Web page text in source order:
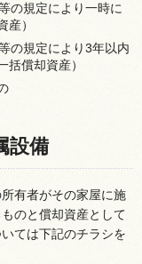
の規定により一時に
）
の規定により3年以内
償却資産）
設備
有者がその家屋に施
のと償却資産として
ては下記のチラシを